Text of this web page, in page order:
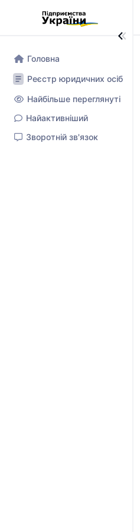
Головна
Реєстр юридичних осіб
Найбільше переглянуті
Найактивніший
Зворотній зв'язок